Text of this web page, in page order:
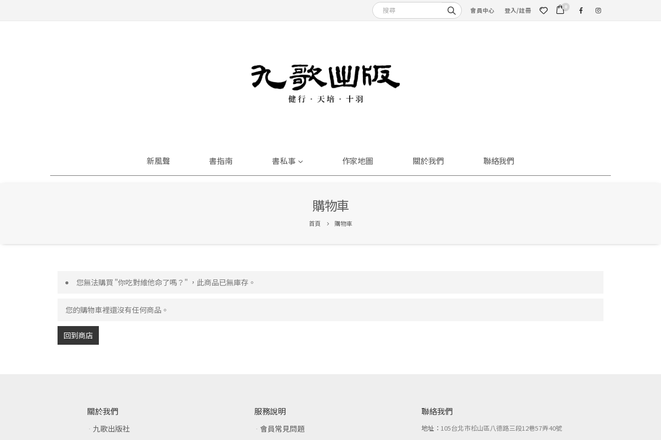
會員中心 登入/註冊 0
新風聲 書指南 書私事 作家地圖 關於我們 聯絡我們
購物車
首頁 購物車
您無法購買 "你吃對維他命了嗎？" ，此商品已無庫存。
您的購物車裡還沒有任何商品。
回到商店
關於我們
九歌出版社
服務說明
會員常見問題
聯絡我們
地址： 105台北市松山區八德路三段12巷57弄40號